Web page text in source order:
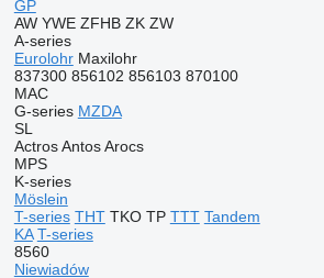
GP
AW YWE ZFHB ZK ZW
A-series
Eurolohr Maxilohr
837300 856102 856103 870100
MAC
G-series MZDA
SL
Actros Antos Arocs
MPS
K-series
Möslein
T-series THT TKO TP TTT Tandem
KA T-series
8560
Niewiadów